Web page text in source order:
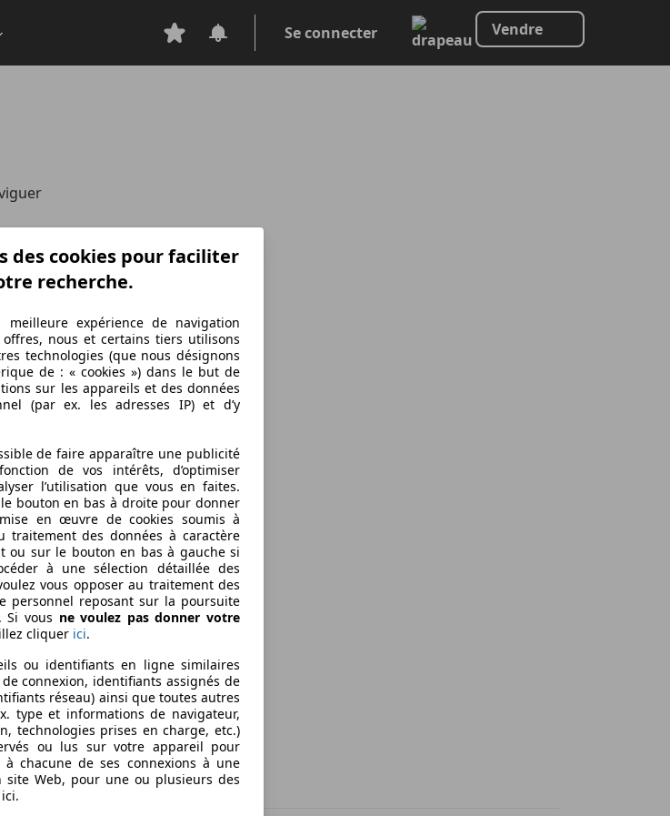
Se connecter Vendre
possible
en ligne
rendez-vous
la remise du remise
des cookies pour faciliter
recherche.
expérience de navigation
nous et certains tiers utilisons
technologies (que nous désignons
de : « cookies ») dans le but de
sur les appareils et des données
(par ex. les adresses IP) et d’y
de faire apparaître une publicité
de vos intérêts, d’optimiser
l’utilisation que vous en faites.
bouton en bas à droite pour donner
en œuvre de cookies soumis à
traitement des données à caractère
ou sur le bouton en bas à gauche si
à une sélection détaillée des
vous opposer au traitement des
personnel reposant sur la poursuite
Si vous ne voulez pas donner votre
cliquer ici.
ou identifiants en ligne similaires
connexion, identifiants assignés de
réseau) ainsi que toutes autres
type et informations de navigateur,
technologies prises en charge, etc.)
ou lus sur votre appareil pour
à chacune de ses connexions à une
Web, pour une ou plusieurs des